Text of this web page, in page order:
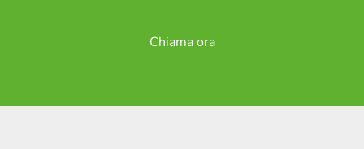
Chiama ora